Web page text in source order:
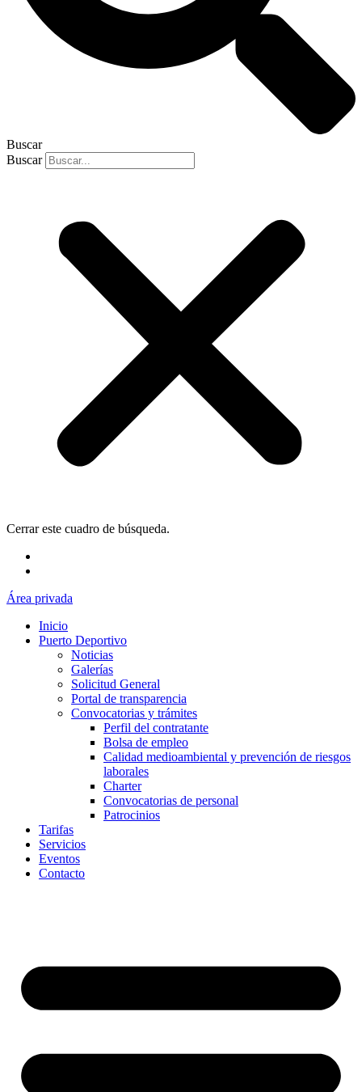
Buscar
Buscar
Cerrar este cuadro de búsqueda.
Área privada
Inicio
Puerto Deportivo
Noticias
Galerías
Solicitud General
Portal de transparencia
Convocatorias y trámites
Perfil del contratante
Bolsa de empleo
Calidad medioambiental y prevención de riesgos
laborales
Charter
Convocatorias de personal
Patrocinios
Tarifas
Servicios
Eventos
Contacto